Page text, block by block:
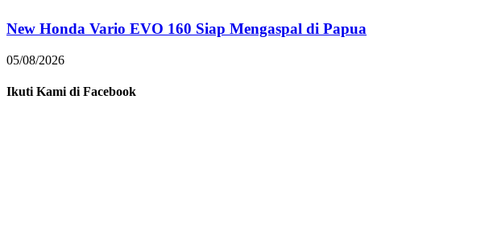
New Honda Vario EVO 160 Siap Mengaspal di Papua
05/08/2026
Ikuti Kami di Facebook